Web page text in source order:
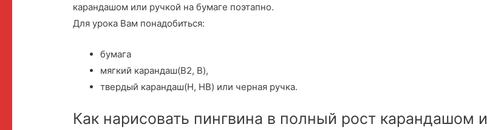
карандашом или ручкой на бумаге поэтапно.
Для урока Вам понадобиться:
бумага
мягкий карандаш(B2, B),
твердый карандаш(H, HB) или черная ручка.
Как нарисовать пингвина в полный рост карандашом и